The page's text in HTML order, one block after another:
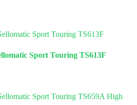
Sport Touring TS613F